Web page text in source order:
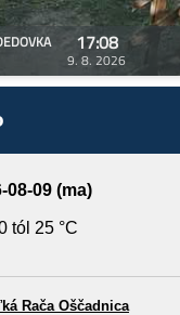
17:08
9. 8. 2026
08-09 (ma)
tól 25 °C
Rača Oščadnica